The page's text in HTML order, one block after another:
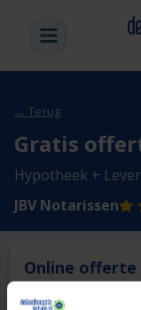
← Terug
Gratis
Hypotheek +
JBV Notarissen
Online offerte
Deze notaris biedt